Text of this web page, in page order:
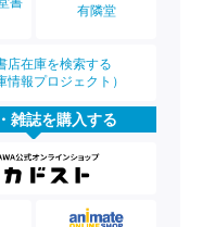
有隣堂
店在庫を検索する
情報プロジェクト）
雑誌を購入する